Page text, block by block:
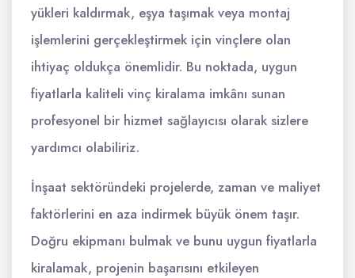
yükleri kaldırmak, eşya taşımak veya montaj
işlemlerini gerçekleştirmek için vinçlere olan
ihtiyaç oldukça önemlidir. Bu noktada, uygun
fiyatlarla kaliteli vinç kiralama imkânı sunan
profesyonel bir hizmet sağlayıcısı olarak sizlere
yardımcı olabiliriz.
İnşaat sektöründeki projelerde, zaman ve maliyet
faktörlerini en aza indirmek büyük önem taşır.
Doğru ekipmanı bulmak ve bunu uygun fiyatlarla
kiralamak, projenin başarısını etkileyen